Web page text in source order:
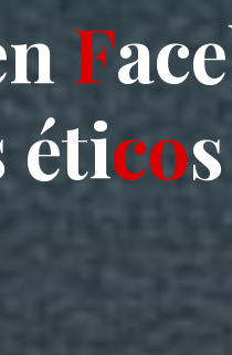
n Face
éticos